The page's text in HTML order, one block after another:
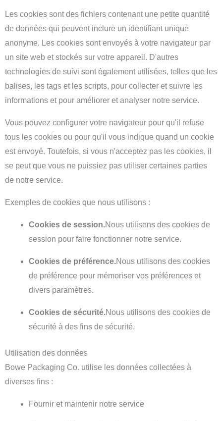
Les cookies sont des fichiers contenant une petite quantité
de données qui peuvent inclure un identifiant unique
anonyme. Les cookies sont envoyés à votre navigateur par
un site web et stockés sur votre appareil. D'autres
technologies de suivi sont également utilisées, telles que les
balises, les tags et les scripts, pour collecter et suivre les
informations et pour améliorer et analyser notre service.
Vous pouvez configurer votre navigateur pour qu'il refuse
tous les cookies ou pour qu'il vous indique quand un cookie
est envoyé. Toutefois, si vous n'acceptez pas les cookies, il
se peut que vous ne puissiez pas utiliser certaines parties
de notre service.
Exemples de cookies que nous utilisons :
Cookies de session.Nous utilisons des cookies de
session pour faire fonctionner notre service.
Cookies de préférence.Nous utilisons des cookies
de préférence pour mémoriser vos préférences et
divers paramètres.
Cookies de sécurité.Nous utilisons des cookies de
sécurité à des fins de sécurité.
Utilisation des données
Bowe Packaging Co. utilise les données collectées à
diverses fins :
Fournir et maintenir notre service